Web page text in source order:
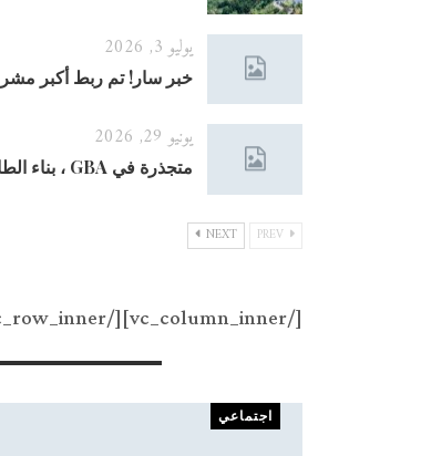
يوليو 3, 2026
خبر سار! تم ربط أكبر
يونيو 29, 2026
متجذرة في GBA ، بناء الطاقة الإيجابية معاً: يبدأ حفل الإطلاق العالمي…
NEXT
[/vc_column_inner][/vc_row_inner]
اجتماعي